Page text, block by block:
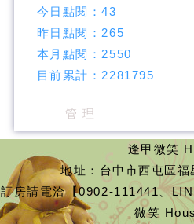
今日點閱：43
昨日點閱：265
本月點閱：2550
目前累計：2281795
管 理
逢甲微笑
地址：台中市西屯區
訂房請電洽【0902-111441、
微笑